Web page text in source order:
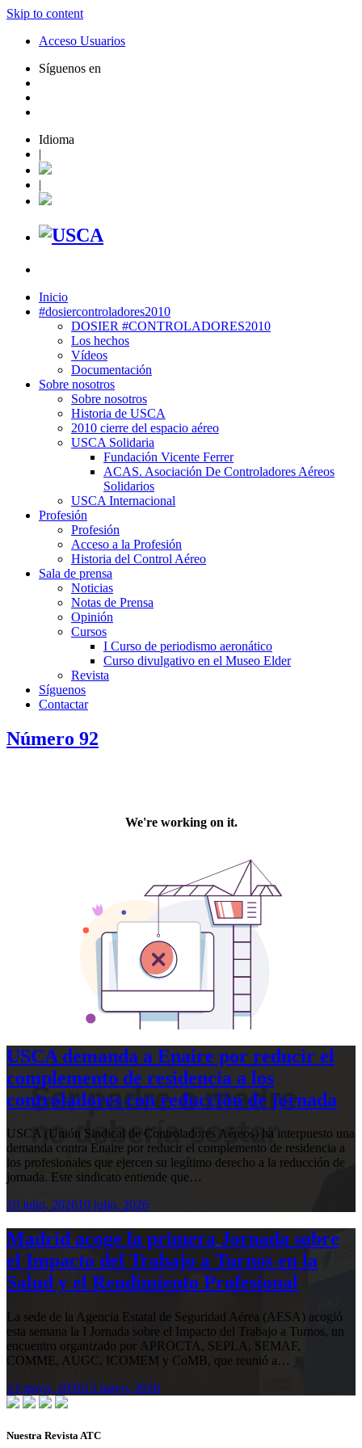
Skip to content
Acceso Usuarios
Síguenos en
Idioma
|
|
Inicio
#dosiercontroladores2010
DOSIER #CONTROLADORES2010
Los hechos
Vídeos
Documentación
Sobre nosotros
Sobre nosotros
Historia de USCA
2010 cierre del espacio aéreo
USCA Solidaria
Fundación Vicente Ferrer
ACAS. Asociación De Controladores Aéreos
Solidarios
USCA Internacional
Profesión
Profesión
Acceso a la Profesión
Historia del Control Aéreo
Sala de prensa
Noticias
Notas de Prensa
Opinión
Cursos
I Curso de periodismo aeronático
Curso divulgativo en el Museo Elder
Revista
Síguenos
Contactar
Número 92
USCA demanda a Enaire por reducir el
complemento de residencia a los
controladores con reducción de jornada
USCA (Unión Sindical de Controladores Aéreos) ha interpuesto una
demanda contra Enaire por reducir el complemento de residencia a
los profesionales que ejercen su legítimo derecho a la reducción de
jornada. Este sindicato entiende que…
10 julio, 202610 julio, 2026
Madrid acoge la primera Jornada sobre
el Impacto del Trabajo a Turnos en la
Salud y el Rendimiento Profesional
La sede de la Agencia Estatal de Seguridad Aérea (AESA) acogió
esta semana la I Jornada sobre el Impacto del Trabajo a Turnos, un
encuentro organizado por APROCTA, SEPLA, SEMAF,
COMME, AUGC, ICOMEM y CoMB, que reunió a…
13 mayo, 202613 mayo, 2026
Nuestra Revista ATC